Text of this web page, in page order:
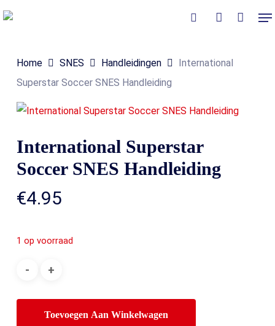
Skip
content
Home SNES Handleidingen
International
Superstar Soccer SNES Handleiding
International Superstar
Soccer SNES Handleiding
€4.95
1 op voorraad
Toevoegen Aan Winkelwagen